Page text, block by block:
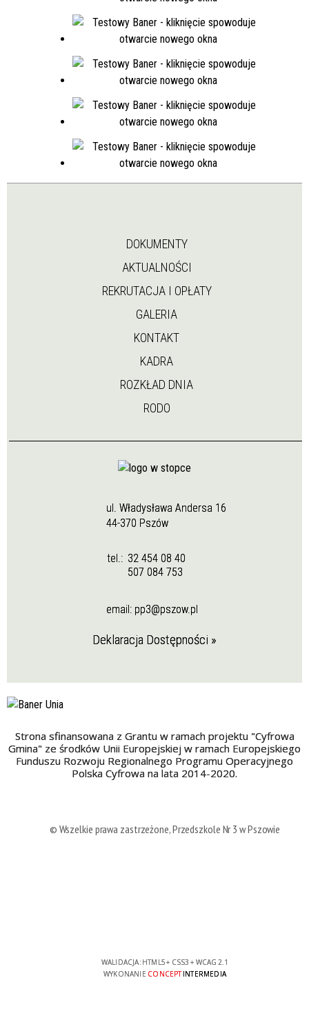
DOKUMENTY
AKTUALNOŚCI
REKRUTACJA I OPŁATY
GALERIA
KONTAKT
KADRA
ROZKŁAD DNIA
RODO
ul. Władysława Andersa 16
44-370 Pszów
tel.: 32 454 08 40
507 084 753
email: pp3@pszow.pl
Deklaracja Dostępności »
Strona sfinansowana z Grantu w ramach projektu "Cyfrowa
Gmina" ze środków Unii Europejskiej w ramach Europejskiego
Funduszu Rozwoju Regionalnego Programu Operacyjnego
Polska Cyfrowa na lata 2014-2020.
© Wszelkie prawa zastrzeżone, Przedszkole Nr 3 w Pszowie
WALIDACJA: HTML5+ CSS3 + WCAG 2.1
WYKONANIE CONCEPTINTERMEDIA